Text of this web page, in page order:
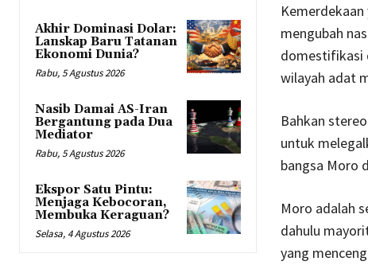
Akhir Dominasi Dolar:
Lanskap Baru Tatanan
Ekonomi Dunia?
Rabu, 5 Agustus 2026
Nasib Damai AS-Iran
Bergantung pada Dua
Mediator
Rabu, 5 Agustus 2026
Ekspor Satu Pintu:
Menjaga Kebocoran,
Membuka Keraguan?
Selasa, 4 Agustus 2026
mengubah
domestifikasi
wilayah adat
Bahkan
untuk
bangsa Moro
Moro adalah
dahulu
yang